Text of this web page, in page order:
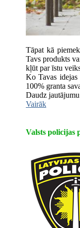
Tāpat kā
Tavs produkts
kļūt par īstu
Ko Tavas
100% granta
Daudz
Vairāk
Valsts policijas